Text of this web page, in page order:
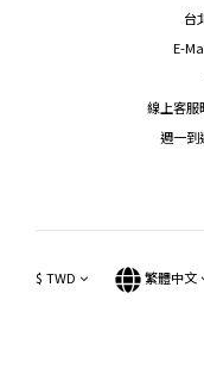
台
E-
線
週一到
$ TWD 繁體中文